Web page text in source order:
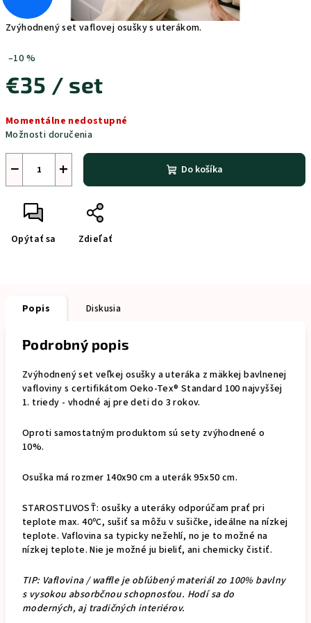
Zvýhodnený set vaflovej osušky s uterákom.
–10 %
€35 / set
cena:
Momentálne nedostupné
Možnosti doručenia
+
− Do košíka
Opýtať sa Zdieľať
Popis Diskusia
Podrobný popis
Zvýhodnený set veľkej osušky a uteráka z mäkkej bavlnenej
vafloviny s certifikátom Oeko-Tex® Standard 100 najvyššej
1. triedy - vhodné aj pre deti do 3 rokov.
Oproti samostatným produktom sú sety zvýhodnené o
10%.
Osuška má rozmer 140x90 cm a uterák 95x50 cm.
STAROSTLIVOSŤ: osušky a uteráky odporúčam prať pri
teplote max. 40ºC, sušiť sa môžu v sušičke, ideálne na nízkej
teplote. Vaflovina sa typicky nežehlí, no je to možné na
nízkej teplote. Nie je možné ju bieliť, ani chemicky čistiť.
TIP: Vaflovina / waffle je obľúbený materiál zo 100% bavlny
s vysokou absorbčnou schopnosťou. Hodí sa do
moderných, aj tradičných interiérov.